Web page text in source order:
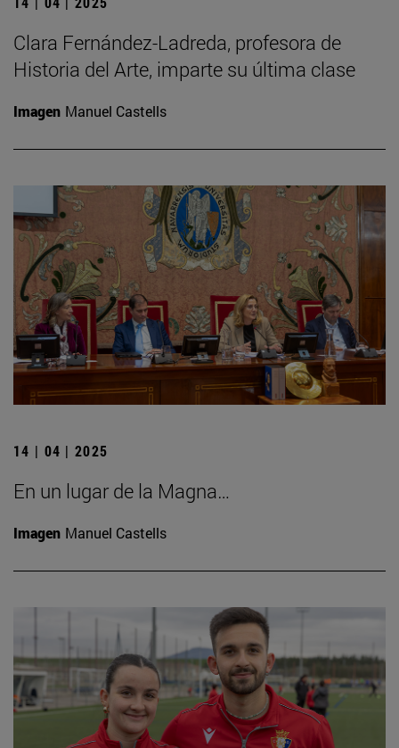
Clara Fernández-Ladreda, profesora de
Historia del Arte, imparte su última clase
Imagen Manuel Castells
14 | 04 | 2025
En un lugar de la Magna…
Imagen Manuel Castells